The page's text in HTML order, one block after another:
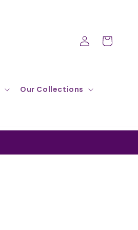
Our Collections
Log
in
Cart